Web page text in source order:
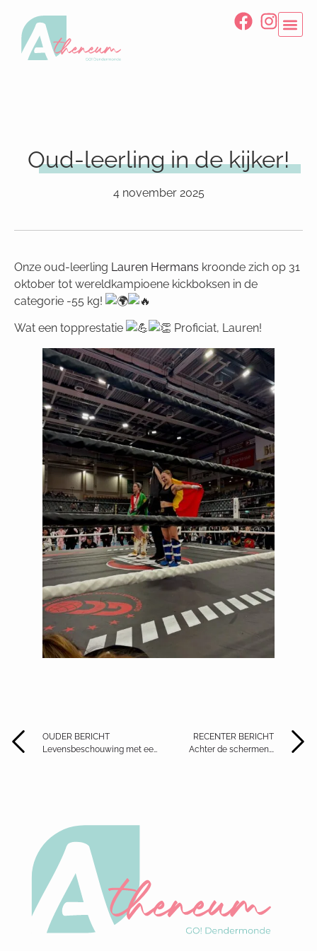
Oud-leerling in de kijker!
4 november 2025
Onze oud-leerling Lauren Hermans kroonde zich op 31
oktober tot wereldkampioene kickboksen in de
categorie -55 kg!
Wat een topprestatie Proficiat, Lauren!
OUDER BERICHT
Levensbeschouwing met een hart voor elkaar!
RECENTER BERICHT
Achter de schermen….